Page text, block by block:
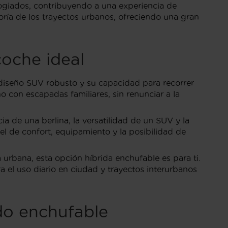
contribuyendo a una experiencia de
de los trayectos urbanos, ofreciendo una gran
ideal
SUV robusto y su capacidad para recorrer
con escapadas familiares, sin renunciar a la
de una berlina, la versatilidad de un SUV y la
de confort, equipamiento y la posibilidad de
esta opción híbrida enchufable es para ti.
el uso diario en ciudad y trayectos interurbanos
enchufable